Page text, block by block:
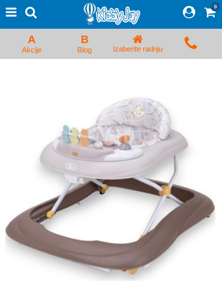
Proizvodi
Početna Prijava/Registracija
Kolica za bebe i dečija kolica
Kadice, noše i adapteri
Hranilice, flašice i cucle
Monitori, Ogradice i tricikli
Posteljine, vrećice i baldahini
Odeća i obuća
Igračke za bebe i decu
0
A
Akcije
B
Blog Izaberite radnju